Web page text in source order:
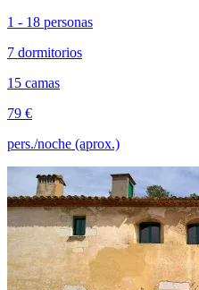
1 - 18 personas
7 dormitorios
15 camas
79 €
pers./noche (aprox.)